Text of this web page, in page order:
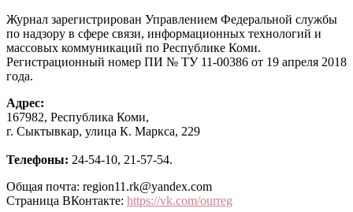
Журнал зарегистрирован Управлением Федеральной службы
по надзору в сфере связи, информационных технологий и
массовых коммуникаций по Республике Коми.
Регистрационный номер ПИ № ТУ 11-00386 от 19 апреля 2018
года.
Адрес:
167982, Республика Коми,
г. Сыктывкар, улица К. Маркса, 229
Телефоны: 24-54-10, 21-57-54.
Общая почта: region11.rk@yandex.com
Страница ВКонтакте: https://vk.com/ourreg